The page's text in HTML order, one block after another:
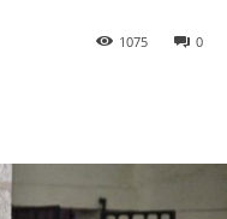
0
1075